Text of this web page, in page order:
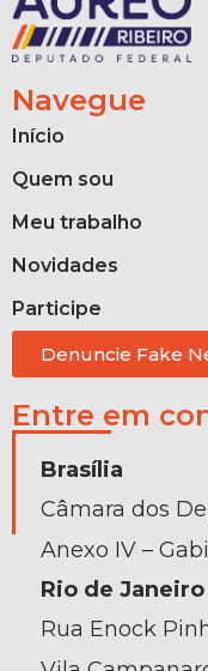
Navegue
Início
Quem sou
Meu trabalho
Novidades
Participe
Denuncie Fake
Entre em
Brasília
Câmara dos
Anexo IV –
Rio de Janeiro
Rua Enock